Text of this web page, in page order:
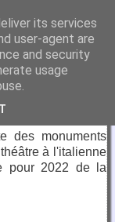
des monuments
à l'italienne
pour 2022 de la
its services
user-agent are
and security
usage